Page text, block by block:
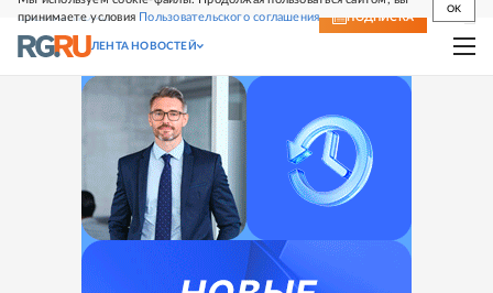
принимаете условия Пользовательского соглашения
OK
СВЕЖИЙ НОМЕР ПОДПИСКА
ЛЕНТА НОВОСТЕЙ